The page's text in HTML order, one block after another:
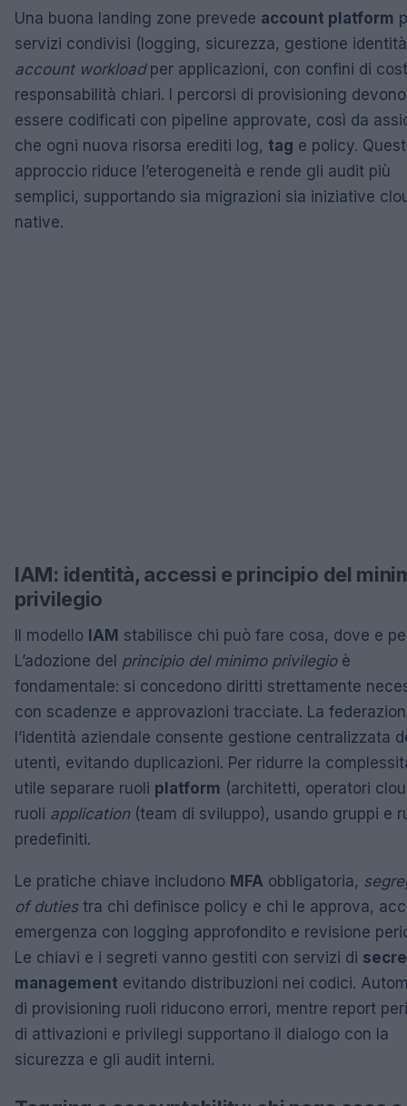
Una buona landing zone prevede account platform
servizi condivisi (logging, sicurezza, gestione
account workloadper applicazioni, con confini di
responsabilità chiari. I percorsi di provisioning devono
essere codificati con pipeline approvate, così da
che ogni nuova risorsa erediti log, tag e policy.
approccio riduce l’eterogeneità e rende gli audit più
semplici, supportando sia migrazioni sia iniziative
native.
IAM: identità, accessi e principio del
privilegio
Il modello IAM stabilisce chi può fare cosa, dove e
L’adozione del principio del minimo privilegioè
fondamentale: si concedono diritti strettamente
con scadenze e approvazioni tracciate. La
l’identità aziendale consente gestione centralizzata
utenti, evitando duplicazioni. Per ridurre la
utile separare ruoli platform (architetti, operatori
ruoli application (team di sviluppo), usando gruppi e
predefiniti.
Le pratiche chiave includono MFA obbligatoria,
of dutiestra chi definisce policy e chi le approva,
emergenza con logging approfondito e revisione
Le chiavi e i segreti vanno gestiti con servizi di
management evitando distribuzioni nei codici.
di provisioning ruoli riducono errori, mentre report
di attivazioni e privilegi supportano il dialogo con la
sicurezza e gli audit interni.